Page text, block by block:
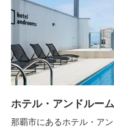
ホテル・アンドルー
那覇市にあるホテル・ア